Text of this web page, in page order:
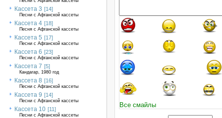
Кассета 3 [14]
Песни с Афганской кассеты
Кассета 4 [18]
Песня с Афганской кассеты
Кассета 5 [17]
Песни с Афганской кассеты
Кассета 6 [23]
Песни с Афганской кассеты
Кассета 7 [5]
Кандагар, 1980 год
Кассета 8 [16]
Песни с Афганской кассеты
Кассета 9 [14]
Песни с Афганской кассеты
Кассета 10 [11]
Песни с Афганской кассеты
Все смайлы